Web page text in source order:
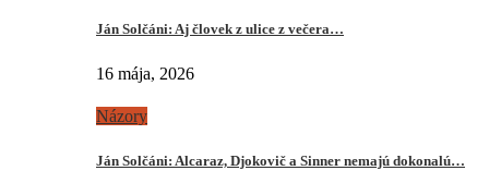
Ján Solčáni: Aj človek z ulice z večera…
16 mája, 2026
Názory
Ján Solčáni: Alcaraz, Djokovič a Sinner nemajú dokonalú…